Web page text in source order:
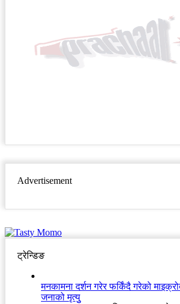
Advertisement
ट्रेन्डिङ
मनकामना दर्शन गरेर फर्किंदै गरेको
जनाको मृत्युु